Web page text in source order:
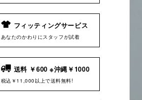
フィッティングサービス
あなたのかわりにスタッフが試着
送料 ￥600 ※沖縄￥1000
税込￥11,000以上で送料無料!